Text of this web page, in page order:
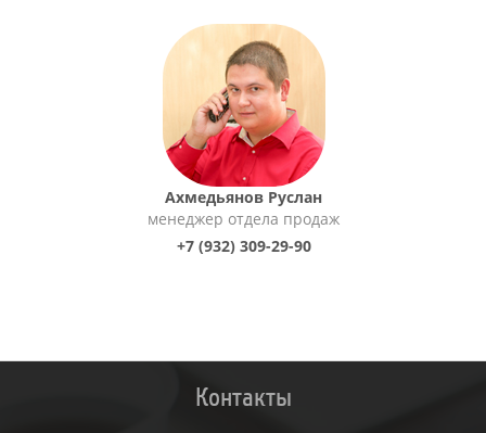
Ахмедьянов Руслан
менеджер отдела продаж
+7 (932) 309-29-90
Контакты